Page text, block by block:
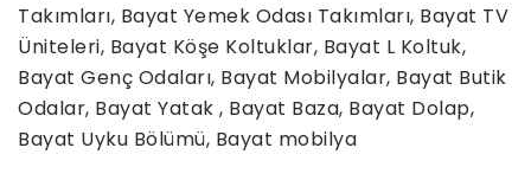
Takımları, Bayat Yemek Odası Takımları, Bayat TV
Üniteleri, Bayat Köşe Koltuklar, Bayat L Koltuk,
Bayat Genç Odaları, Bayat Mobilyalar, Bayat Butik
Odalar, Bayat Yatak , Bayat Baza, Bayat Dolap,
Bayat Uyku Bölümü, Bayat mobilya